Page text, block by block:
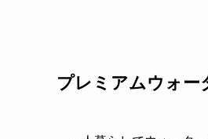
プレミアムウォー